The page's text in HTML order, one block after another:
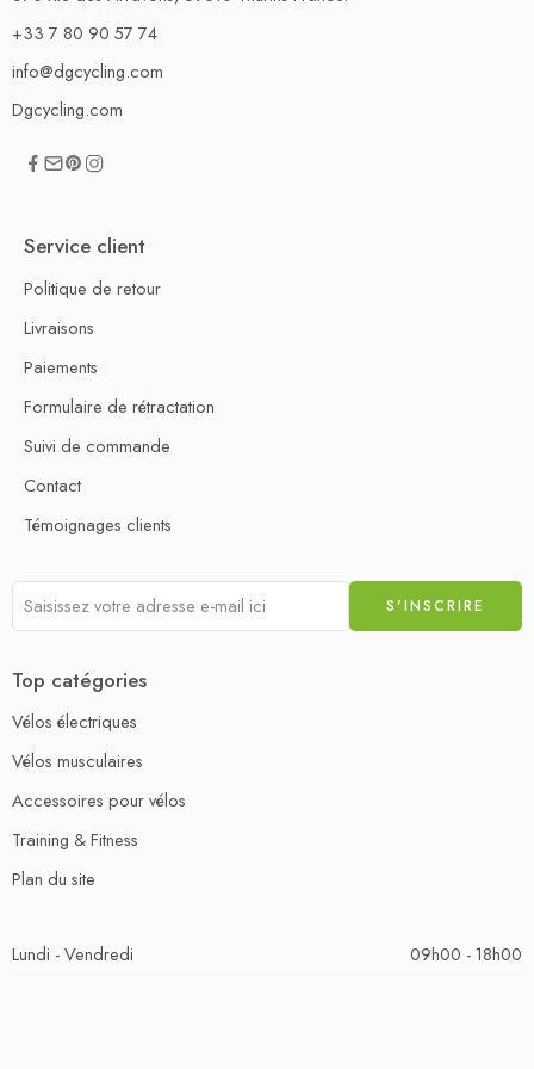
+33 7 80 90 57 74
info@dgcycling.com
Dgcycling.com
Service client
Politique de retour
Livraisons
Paiements
Formulaire de rétractation
Suivi de commande
Contact
Témoignages clients
Top catégories
Vélos électriques
Vélos musculaires
Accessoires pour vélos
Training & Fitness
Plan du site
Lundi - Vendredi 09h00 - 18h00